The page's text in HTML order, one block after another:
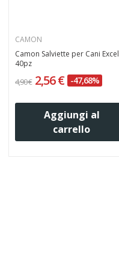
CAMON
Camon Salviette per Cani Excel
40pz
4,90 € 2,56 € -47,68%
Aggiungi al
carrello